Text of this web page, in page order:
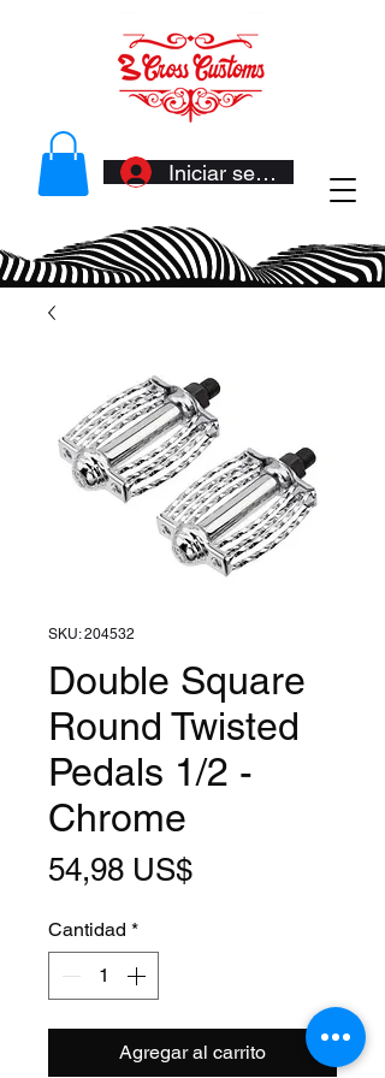
Iniciar sesión
SKU: 204532
Double Square
Round Twisted
Pedals 1/2 -
Chrome
54,98 US$Precio
Cantidad *
Agregar al carrito